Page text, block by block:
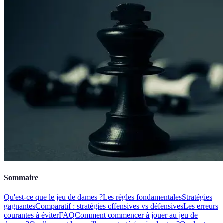
Sommaire
Qu'est-ce que le jeu de dames ?Les règles fondamentalesStratégies
gagnantesComparatif : stratégies offensives vs défensivesLes erreurs
courantes à éviterFAQComment commencer à jouer au jeu de